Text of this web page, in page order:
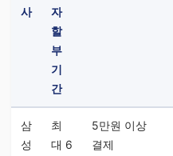
사
자
할
부
기
간
삼
성
최
대 6
5만원 이상
결제